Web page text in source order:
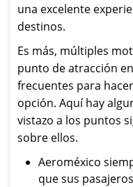
una excelente
destinos.
Es más, múltiples
punto de atracción
frecuentes para
opción. Aquí hay
vistazo a los puntos
sobre ellos.
Aeroméxico
que sus